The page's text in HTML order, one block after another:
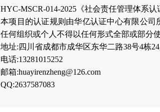
HYC-MSCR-014-2025《社会责任管理体系认
本项目的认证规则由华亿认证中心有限公司
任何组织或个人不得以任何形式全部或部分
地址:四川省成都市成华区东华二路38号4栋
电话:13281015252
邮箱:huayirenzheng@126.com
QQ:2637587083